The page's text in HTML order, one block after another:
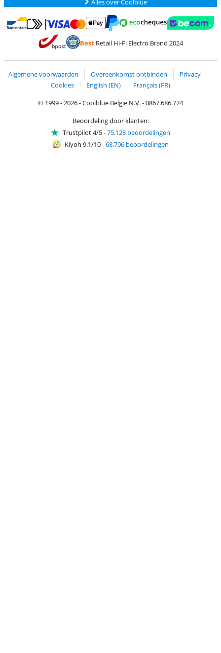
Betalen met Bancontact
Betalen met MasterCard en Visa via ClickToPay
BestRetail Hi-Fi Electro Brand 2024
Algemene voorwaarden Overeenkomst ontbinden
Privacy
Cookies
English (EN)
Français (FR)
© 1999 - 2026 - Coolblue België N.V. - 0867.686.774
Beoordeling door klanten:
Trustpilot 4/5-75.128 beoordelingen
Kiyoh 9.1/10-68.706 beoordelingen